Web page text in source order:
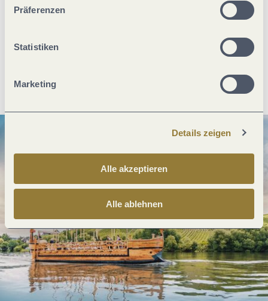
Präferenzen
Statistiken
Marketing
Details zeigen
Alle akzeptieren
Alle ablehnen
Was möchtest du als nächstes tun?
PDF erzeugen